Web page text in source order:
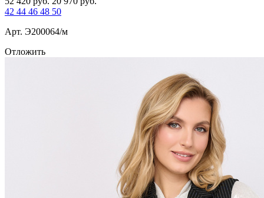
42 44 46 48 50
Арт. Э200064/м
Отложить